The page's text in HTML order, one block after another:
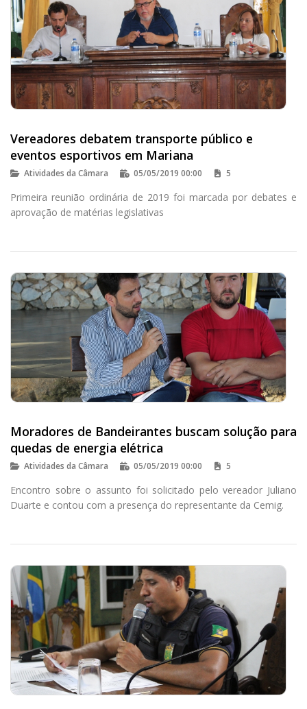
Vereadores debatem transporte público e
eventos esportivos em Mariana
Atividades da Câmara 05/05/2019 00:00 5
Primeira reunião ordinária de 2019 foi marcada por debates e
aprovação de matérias legislativas
Moradores de Bandeirantes buscam solução para
quedas de energia elétrica
Atividades da Câmara 05/05/2019 00:00 5
Encontro sobre o assunto foi solicitado pelo vereador Juliano
Duarte e contou com a presença do representante da Cemig.